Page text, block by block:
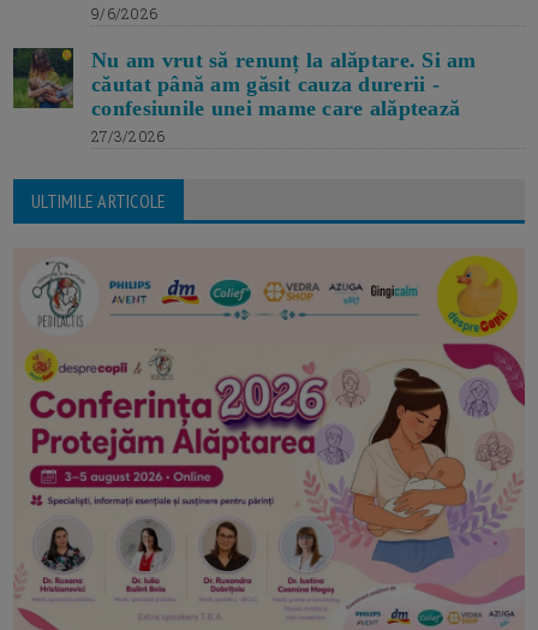
9/6/2026
Nu am vrut să renunț la alăptare. Si am
căutat până am găsit cauza durerii -
confesiunile unei mame care alăptează
27/3/2026
ULTIMILE ARTICOLE